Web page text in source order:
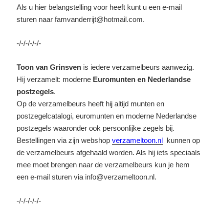
Als u hier belangstelling voor heeft kunt u een e-mail
sturen naar famvanderrijt@hotmail.com.
-/-/-/-/-/-
Toon van Grinsven is iedere verzamelbeurs aanwezig.
Hij verzamelt: moderne Euromunten en Nederlandse
postzegels.
Op de verzamelbeurs heeft hij altijd munten en
postzegelcatalogi, euromunten en moderne Nederlandse
postzegels waaronder ook persoonlijke zegels bij.
Bestellingen via zijn webshopverzameltoon.nl kunnen op
de verzamelbeurs afgehaald worden. Als hij iets speciaals
mee moet brengen naar de verzamelbeurs kun je hem
een e-mail sturen via info@verzameltoon.nl.
-/-/-/-/-/-